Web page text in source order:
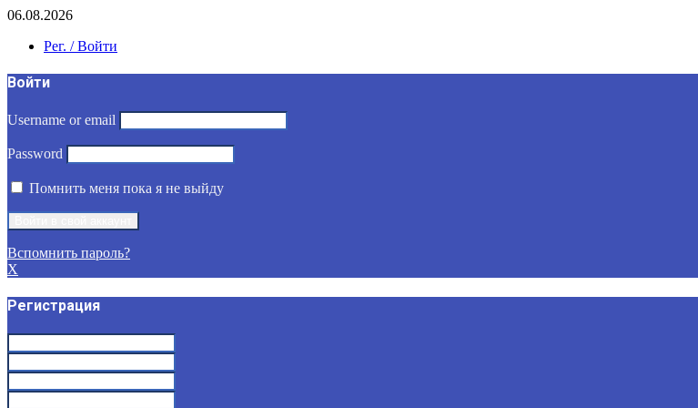
06.08.2026
Рег. / Войти
Войти
Username or email
Password
Помнить меня пока я не выйду
Вспомнить пароль?
X
Регистрация